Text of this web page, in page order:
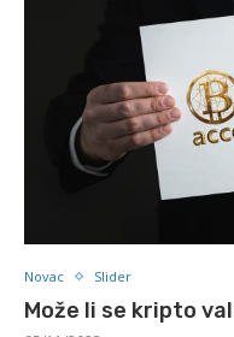
Novac Slider
Može li se kripto